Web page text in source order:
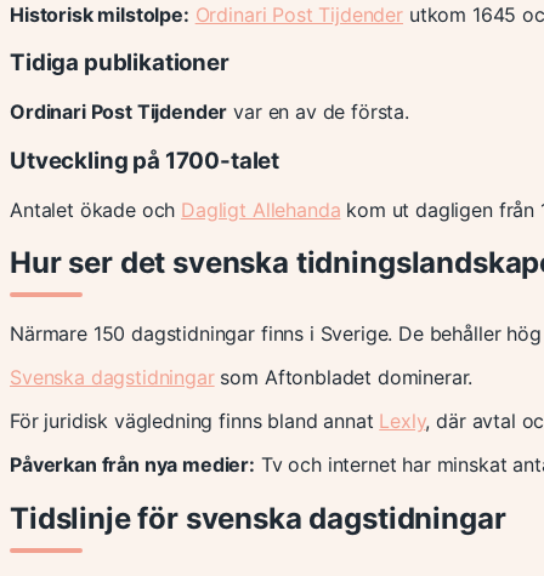
Historisk milstolpe: Ordinari Post Tijdenderutkom 1645
Tidiga publikationer
Ordinari Post Tijdender var en av de första.
Utveckling på 1700-talet
Antalet ökade och Dagligt Allehanda kom ut dagligen från
Hur ser det svenska
Närmare 150 dagstidningar finns i Sverige. De behåller
Svenska dagstidningarsom Aftonbladet dominerar.
För juridisk vägledning finns bland annat Lexly, där avtal
Påverkan från nya medier: Tv och internet har minskat
Tidslinje för svenska dagstidningar